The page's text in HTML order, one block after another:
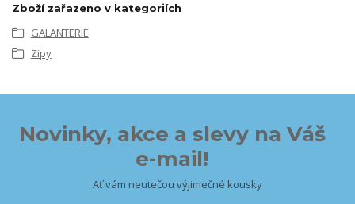
Zboží zařazeno v kategoriích
GALANTERIE
Zipy
Novinky, akce a slevy na Váš
e-mail!
Ať vám neutečou výjimečné kousky